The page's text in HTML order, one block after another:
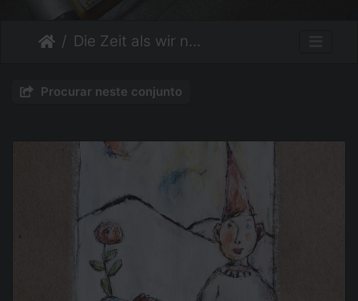
Die Zeit als wir noch Kinder waren
Procurar neste conjunto